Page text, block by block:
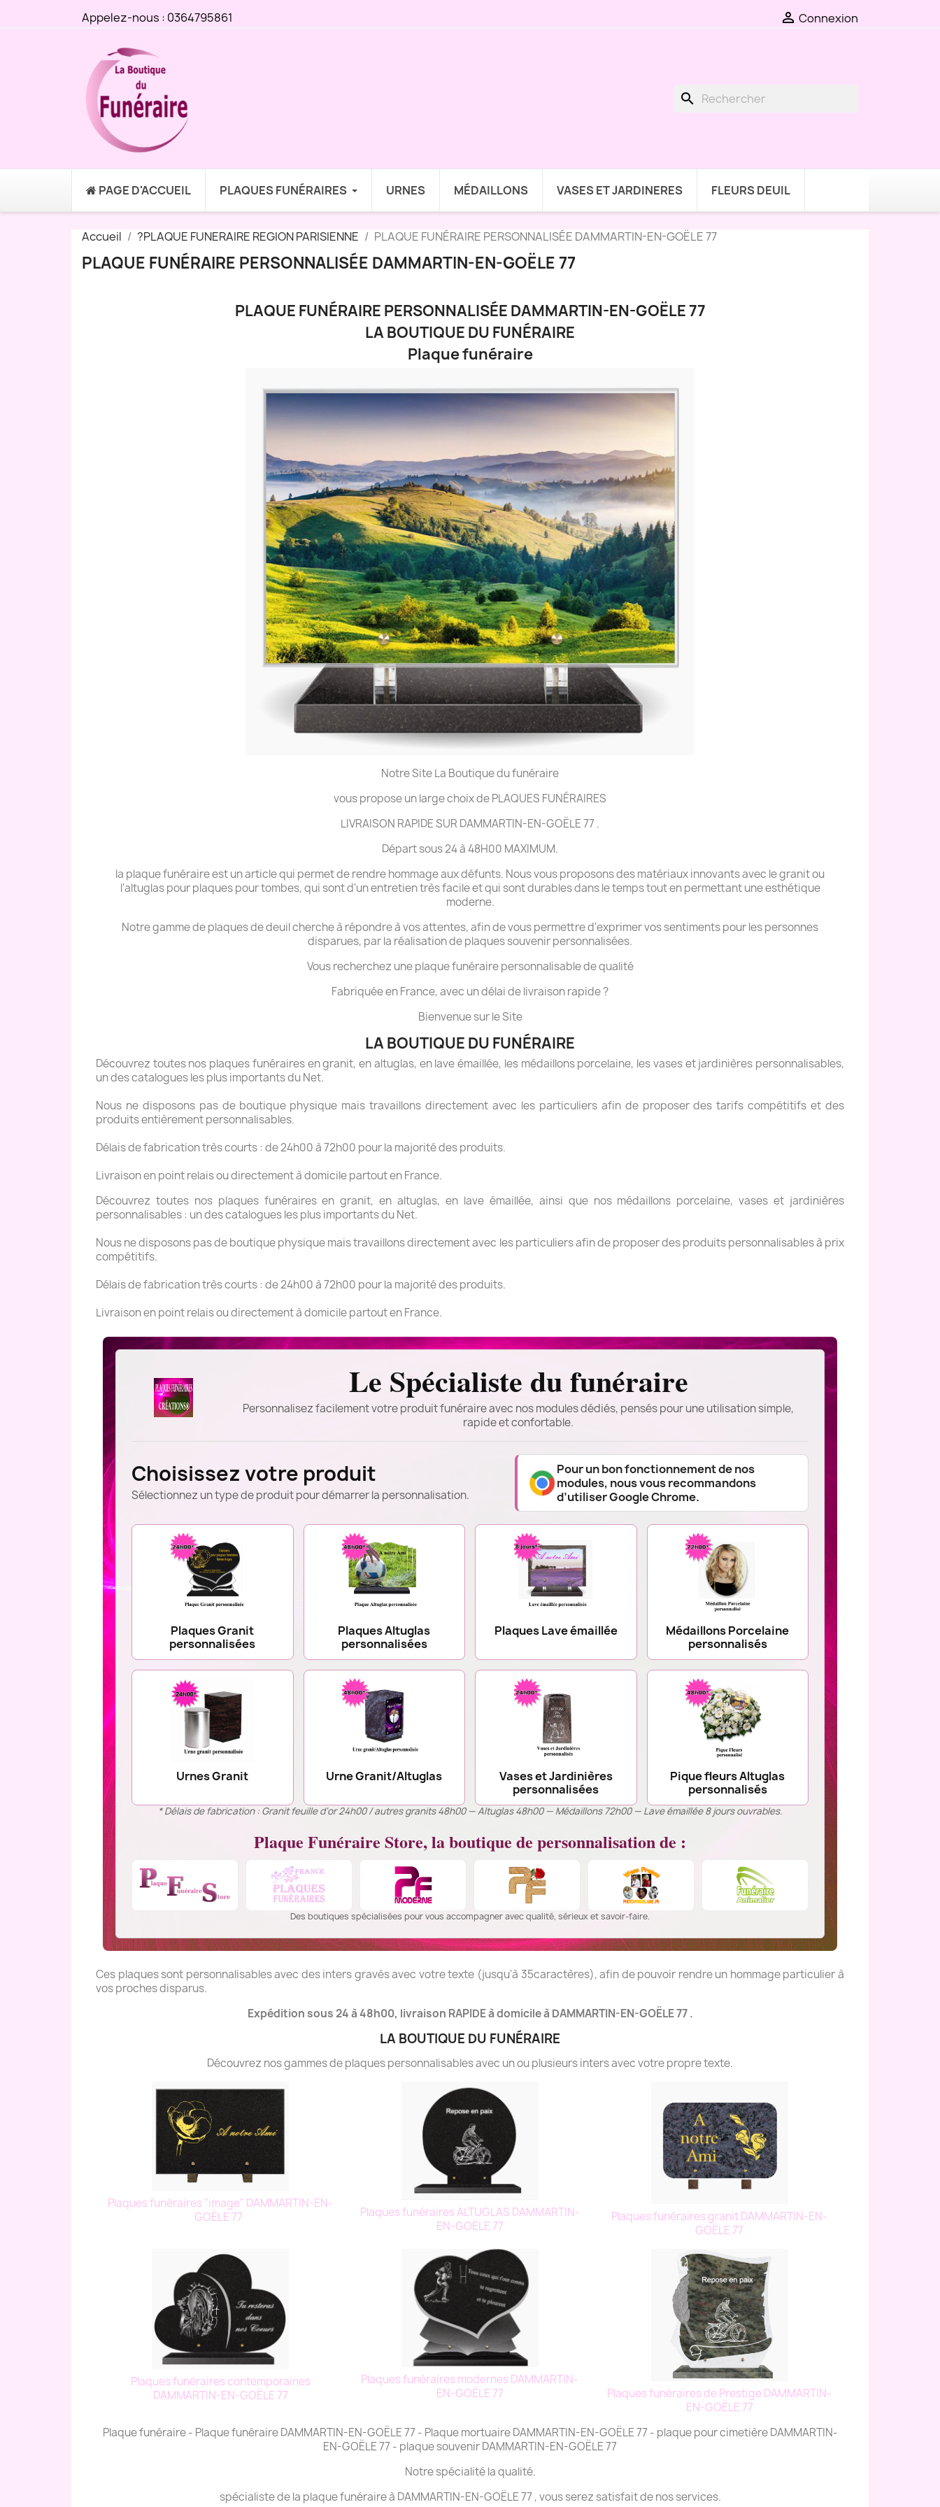
Appelez-nous : 0364795861  Connexion
search
PAGE D'ACCUEIL PLAQUES FUNÉRAIRES URNES MÉDAILLONS VASES ET JARDINERES FLEURS DEUIL
Accueil ?PLAQUE FUNERAIRE REGION PARISIENNE PLAQUE FUNÉRAIRE PERSONNALISÉE DAMMARTIN-EN-GOËLE 77
PLAQUE FUNÉRAIRE PERSONNALISÉE DAMMARTIN-EN-GOËLE 77
PLAQUE FUNÉRAIRE PERSONNALISÉE DAMMARTIN-EN-GOËLE 77
LA BOUTIQUE DU FUNÉRAIRE
Plaque funéraire
Notre Site La Boutique du funéraire
vous propose un large choix de PLAQUES FUNÉRAIRES
LIVRAISON RAPIDE SUR DAMMARTIN-EN-GOËLE 77 .
Départ sous 24 à 48H00 MAXIMUM.
la plaque funéraire est un article qui permet de rendre hommage aux défunts. Nous vous proposons des matériaux innovants avec le granit ou
l'altuglas pour plaques pour tombes, qui sont d'un entretien très facile et qui sont durables dans le temps tout en permettant une esthétique
moderne.
Notre gamme de plaques de deuil cherche à répondre à vos attentes, afin de vous permettre d'exprimer vos sentiments pour les personnes
disparues, par la réalisation de plaques souvenir personnalisées.
Vous recherchez une plaque funéraire personnalisable de qualité
Fabriquée en France, avec un délai de livraison rapide ?
Bienvenue sur le Site
LA BOUTIQUE DU FUNÉRAIRE
Découvrez toutes nos plaques funéraires en granit, en altuglas, en lave émaillée, les médaillons porcelaine, les vases et jardinières personnalisables,
un des catalogues les plus importants du Net.
Nous ne disposons pas de boutique physique mais travaillons directement avec les particuliers afin de proposer des tarifs compétitifs et des
produits entièrement personnalisables.
Délais de fabrication très courts : de 24h00 à 72h00 pour la majorité des produits.
Livraison en point relais ou directement à domicile partout en France.
Découvrez toutes nos plaques funéraires en granit, en altuglas, en lave émaillée, ainsi que nos médaillons porcelaine, vases et jardinières
personnalisables : un des catalogues les plus importants du Net.
Nous ne disposons pas de boutique physique mais travaillons directement avec les particuliers afin de proposer des produits personnalisables à prix
compétitifs.
Délais de fabrication très courts : de 24h00 à 72h00 pour la majorité des produits.
Livraison en point relais ou directement à domicile partout en France.
Le Spécialiste du funéraire
Personnalisez facilement votre produit funéraire avec nos modules dédiés, pensés pour une utilisation simple,
rapide et confortable.
Choisissez votre produit
Sélectionnez un type de produit pour démarrer la personnalisation.
Pour un bon fonctionnement de nos
modules, nous vous recommandons
d’utiliser Google Chrome.
Plaques Granit
personnalisées
Plaques Altuglas
personnalisées
Plaques Lave émaillée
Médaillons Porcelaine
personnalisés
Urnes Granit Urne Granit/Altuglas
Vases et Jardinières
personnalisées
Pique fleurs Altuglas
personnalisés
* Délais de fabrication : Granit feuille d’or 24h00 / autres granits 48h00 — Altuglas 48h00 — Médaillons 72h00 — Lave émaillée 8 jours ouvrables.
Plaque Funéraire Store, la boutique de personnalisation de :
Des boutiques spécialisées pour vous accompagner avec qualité, sérieux et savoir-faire.
Ces plaques sont personnalisables avec des inters gravés avec votre texte (jusqu'à 35caractères), afin de pouvoir rendre un hommage particulier à
vos proches disparus.
Expédition sous 24 à 48h00, livraison RAPIDE à domicile à DAMMARTIN-EN-GOËLE 77 .
LA BOUTIQUE DU FUNÉRAIRE
Découvrez nos gammes de plaques personnalisables avec un ou plusieurs inters avec votre propre texte.
Plaques funéraires "image" DAMMARTIN-EN-
GOËLE 77
Plaques funéraires ALTUGLAS DAMMARTIN-
EN-GOËLE 77
Plaques funéraires granit DAMMARTIN-EN-
GOËLE 77
Plaques funéraires contemporaines
DAMMARTIN-EN-GOËLE 77
Plaques funéraires modernes DAMMARTIN-
EN-GOËLE 77
Plaques funéraires de Prestige DAMMARTIN-
EN-GOËLE 77
Plaque funéraire - Plaque funéraire DAMMARTIN-EN-GOËLE 77 - Plaque mortuaire DAMMARTIN-EN-GOËLE 77 - plaque pour cimetière DAMMARTIN-
EN-GOËLE 77 - plaque souvenir DAMMARTIN-EN-GOËLE 77
Notre spécialité la qualité.
spécialiste de la plaque funéraire à DAMMARTIN-EN-GOËLE 77 , vous serez satisfait de nos services.